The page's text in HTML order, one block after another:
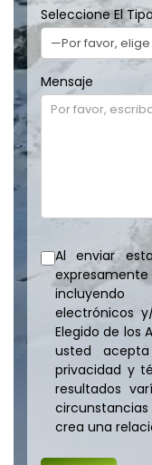
Seleccione El
Mensaje
Al enviar
incluyendo
electrónicos
Elegido de los
usted
privacidad y
resultados
crea una